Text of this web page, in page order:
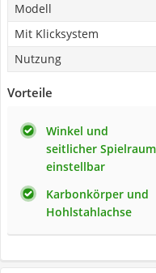
Modell
Mit Klicksystem
Nutzung
Vorteile
Winkel und
seitlicher Spielraum
einstellbar
Karbonkörper und
Hohlstahlachse